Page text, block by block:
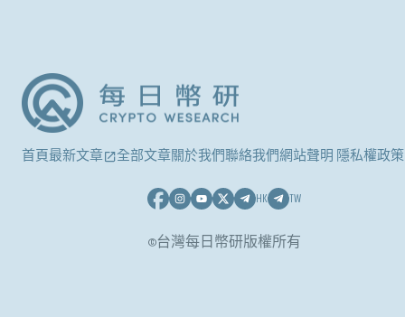
首頁最新文章 全部文章關於我們聯絡我們網站聲明 隱私權政策
HK TW
©台灣每日幣研版權所有